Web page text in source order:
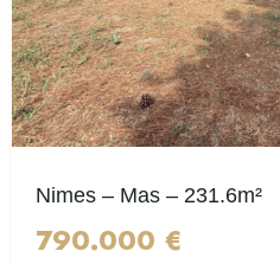
Nimes – Mas – 231.6m²
790.000 €